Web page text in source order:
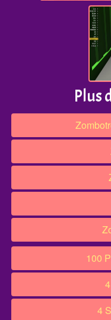
Plus
100
4